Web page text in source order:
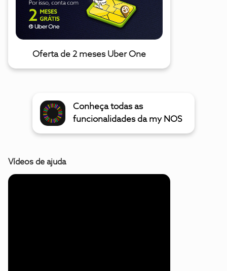
Oferta de 2 meses Uber One
Conheça todas as
funcionalidades da my NOS
Vídeos de ajuda